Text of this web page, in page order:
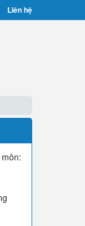
Liên hệ